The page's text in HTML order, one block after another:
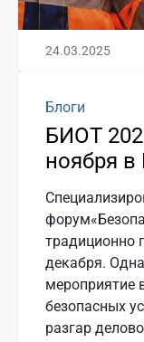
24.03.2025
Блоги
БИОТ
ноября в
традиционно
декабря.
мероприятие
безопасных
разгар